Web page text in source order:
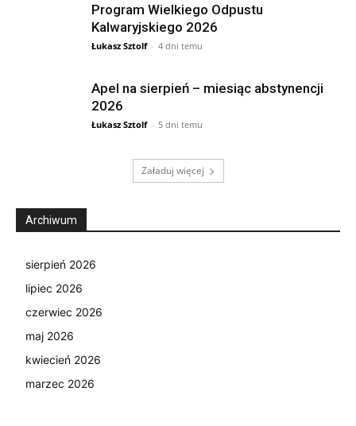
Program Wielkiego Odpustu
Kalwaryjskiego 2026
Łukasz Sztolf - 4 dni temu
Apel na sierpień – miesiąc abstynencji
2026
Łukasz Sztolf - 5 dni temu
Załaduj więcej
Archiwum
sierpień 2026
lipiec 2026
czerwiec 2026
maj 2026
kwiecień 2026
marzec 2026